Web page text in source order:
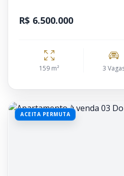
R$ 6.500.000
159 m² 3
ACEITA PERMUTA